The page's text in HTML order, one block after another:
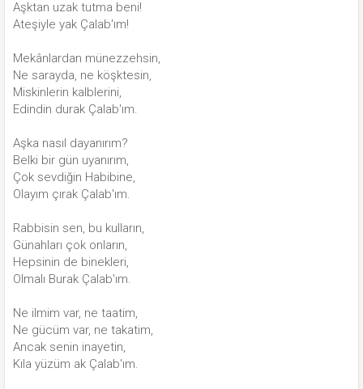
Aşktan uzak tutma beni!
Ateşiyle yak Çalab'ım!
Mekânlardan münezzehsin,
Ne sarayda, ne köşktesin,
Miskinlerin kalblerini,
Edindin durak Çalab'ım.
Aşka nasıl dayanırım?
Belki bir gün uyanırım,
Çok sevdiğin Habibine,
Olayım çırak Çalab'ım.
Rabbisin sen, bu kulların,
Günahları çok onların,
Hepsinin de binekleri,
Olmalı Burak Çalab'ım.
Ne ilmim var, ne taatim,
Ne gücüm var, ne takatim,
Ancak senin inayetin,
Kıla yüzüm ak Çalab'ım.